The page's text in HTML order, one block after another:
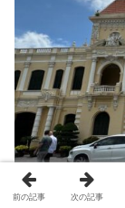
前の記事 次の記事